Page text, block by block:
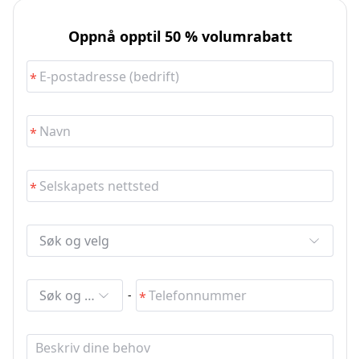
Oppnå opptil 50 % volumrabatt
Søk og velg
Søk og velg -